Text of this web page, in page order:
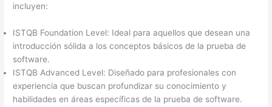
incluyen:
ISTQB Foundation Level: Ideal para aquellos que desean una
introducción sólida a los conceptos básicos de la prueba de
software.
ISTQB Advanced Level: Diseñado para profesionales con
experiencia que buscan profundizar su conocimiento y
habilidades en áreas específicas de la prueba de software.